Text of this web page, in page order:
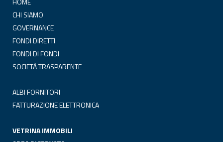
CHI SIAMO
GOVERNANCE
FONDI DIRETTI
FONDI DI FONDI
SOCIETÀ TRASPARENTE
ALBI FORNITORI
FATTURAZIONE ELETTRONICA
VETRINA IMMOBILI